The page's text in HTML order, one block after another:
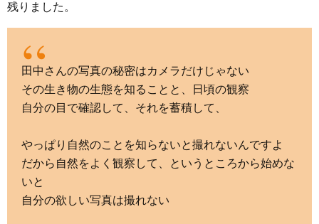
残りました。
田中さんの写真の秘密はカメラだけじゃない
その生き物の生態を知ることと、日頃の観察
自分の目で確認して、それを蓄積して、
やっぱり自然のことを知らないと撮れないんですよ
だから自然をよく観察して、というところから始めな
いと
自分の欲しい写真は撮れない